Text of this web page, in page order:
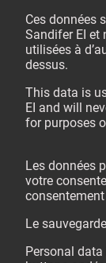
Ces données
Sandifer EI et
utilisées à
dessus.
This data is
EI and will
for purposes
Les données
votre
Le
Personal